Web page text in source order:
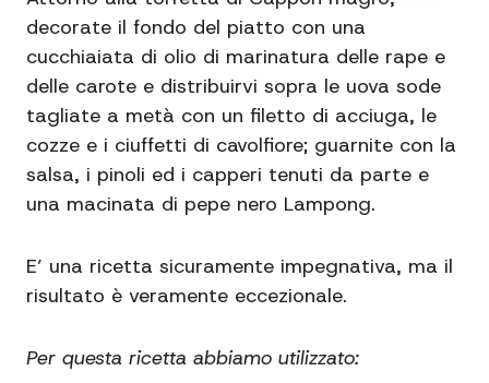
decorate il fondo del piatto con una
cucchiaiata di olio di marinatura delle rape e
delle carote e distribuirvi sopra le uova sode
tagliate a metà con un filetto di acciuga, le
cozze e i ciuffetti di cavolfiore; guarnite con la
salsa, i pinoli ed i capperi tenuti da parte e
una macinata di pepe nero Lampong.
E’ una ricetta sicuramente impegnativa, ma il
risultato è veramente eccezionale.
Per questa ricetta abbiamo utilizzato: